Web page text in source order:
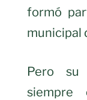
formó
municipal
Pero su